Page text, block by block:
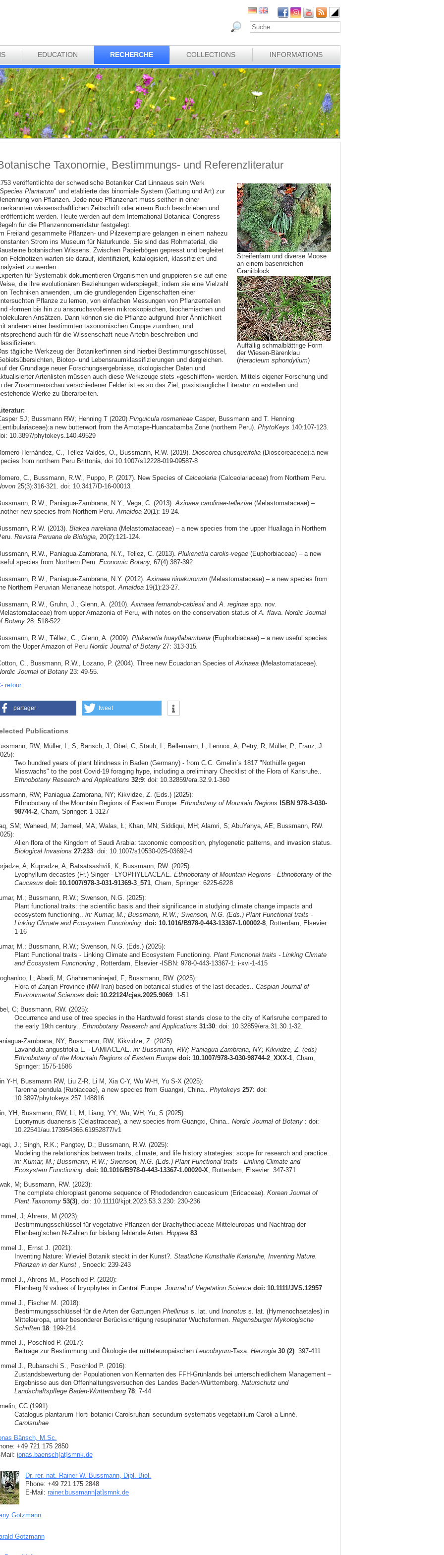
EDUCATION RECHERCHE COLLECTIONS INFORMATIONS
Taxonomie, Bestimmungs- und Referenzliteratur
Streifenfarn und diverse Moose
an einem basenreichen
Granitblock
Auffällig schmalblättrige Form
der Wiesen-Bärenklau
(Heracleum sphondylium)
veröffentlichte der schwedische Botaniker Carl Linnaeus sein Werk
Species Plantarum" und etablierte das binomiale System (Gattung und Art) zur
von Pflanzen. Jede neue Pflanzenart muss seither in einer
wissenschaftlichen Zeitschrift oder einem Buch beschrieben und
werden. Heute werden auf dem International Botanical Congress
für die Pflanzennomenklatur festgelegt.
Freiland gesammelte Pflanzen- und Pilzexemplare gelangen in einem nahezu
Strom ins Museum für Naturkunde. Sie sind das Rohmaterial, die
botanischen Wissens. Zwischen Papierbögen gepresst und begleitet
Feldnotizen warten sie darauf, identifiziert, katalogisiert, klassifiziert und
zu werden.
für Systematik dokumentieren Organismen und gruppieren sie auf eine
die ihre evolutionären Beziehungen widerspiegelt, indem sie eine Vielzahl
Techniken anwenden, um die grundlegenden Eigenschaften einer
Pflanze zu lernen, von einfachen Messungen von Pflanzenteilen
-formen bis hin zu anspruchsvolleren mikroskopischen, biochemischen und
Ansätzen. Dann können sie die Pflanze aufgrund ihrer Ähnlichkeit
anderen einer bestimmten taxonomischen Gruppe zuordnen, und
auch für die Wissenschaft neue Artebn beschreiben und
tägliche Werkzeug der Botaniker*innen sind hierbei Bestimmungsschlüssel,
Biotop- und Lebensraumklassifizierungen und dergleichen.
der Grundlage neuer Forschungsergebnisse, ökologischer Daten und
Artenlisten müssen auch diese Werkzeuge stets »geschliffen« werden. Mittels eigener Forschung und
der Zusammenschau verschiedener Felder ist es so das Ziel, praxistaugliche Literatur zu erstellen und
Werke zu überarbeiten.
SJ; Bussmann RW; Henning T (2020) Pinguicula rosmarieaeCasper, Bussmann and T. Henning
new butterwort from the Amotape-Huancabamba Zone (northern Peru). PhytoKeys 140:107-123.
10.3897/phytokeys.140.49529
Hernández, C., Téllez-Valdés, O., Bussmann, R.W. (2019). Dioscorea chusqueifolia(Dioscoreaceae):a new
from northern Peru Brittonia, doi 10.1007/s12228-019-09587-8
C., Bussmann, R.W., Puppo, P. (2017). New Species of Calceolaria (Calceolariaceae) from Northern Peru.
25(3):316-321. doi: 10.3417/D-16-00013.
R.W., Paniagua-Zambrana, N.Y., Vega, C. (2013).Axinaeacarolinae-telleziae (Melastomataceae) –
new species from Northern Peru.Arnaldoa20(1): 19-24.
R.W. (2013). Blakea nareliana(Melastomataceae) – a new species from the upper Huallaga in Northern
Revista Peruana de Biologia, 20(2):121-124.
R.W., Paniagua-Zambrana, N.Y., Tellez, C. (2013). Plukenetia carolis-vegae(Euphorbiaceae) – a new
species from Northern Peru. Economic Botany, 67(4):387-392.
R.W., Paniagua-Zambrana, N.Y. (2012).Axinaea ninakurorum(Melastomataceae) – a new species from
Northern Peruvian Merianeae hotspot.Arnaldoa 19(1):23-27.
R.W., Gruhn, J., Glenn, A. (2010).Axinaea fernando-cabiesiiandA. reginaespp. nov.
from upper Amazonia of Peru, with notes on the conservation status ofA. flava. Nordic Journal
Botany28: 518-522.
R.W., Téllez, C., Glenn, A. (2009). Plukenetia huayllabambana(Euphorbiaceae) – a new useful species
the Upper Amazon of Peru Nordic Journal of Botany27: 313-315.
C., Bussmann, R.W., Lozano, P. (2004). Three new Ecuadorian Species ofAxinaea(Melastomataceae).
Journal of Botany 23: 49-55.
retour:
partager tweet
Publications
RW; Müller, L; S; Bänsch, J; Obel, C; Staub, L; Bellemann, L; Lennox, A; Petry, R; Müller, P; Franz, J.
Two hundred years of plant blindness in Baden (Germany) - from C.C. Gmelin´s 1817 "Nothülfe gegen
Misswachs" to the post Covid-19 foraging hype, including a preliminary Checklist of the Flora of Karlsruhe..
Ethnobotany Research and Applications 32:9: doi: 10.32859/era.32.9.1-360
RW; Paniagua Zambrana, NY; Kikvidze, Z. (Eds.) (2025):
Ethnobotany of the Mountain Regions of Eastern Europe. Ethnobotany of Mountain Regions ISBN 978-3-030-
98744-2, Cham, Springer: 1-3127
SM; Waheed, M; Jameel, MA; Walas, Ł; Khan, MN; Siddiqui, MH; Alamri, S; AbuYahya, AE; Bussmann, RW.
Alien flora of the Kingdom of Saudi Arabia: taxonomic composition, phylogenetic patterns, and invasion status.
Biological Invasions 27:233: doi: 10.1007/s10530-025-03692-4
A; Kupradze, A; Batsatsashvili, K; Bussmann, RW. (2025):
Lyophyllum decastes (Fr.) Singer - LYOPHYLLACEAE. Ethnobotany of Mountain Regions - Ethnobotany of the
Caucasus doi: 10.1007/978-3-031-91369-3_571, Cham, Springer: 6225-6228
M.; Bussmann, R.W.; Swenson, N.G. (2025):
Plant functional traits: the scientific basis and their significance in studying climate change impacts and
ecosystem functioning.. in: Kumar, M.; Bussmann, R.W.; Swenson, N.G. (Eds.) Plant Functional traits -
Linking Climate and Ecosystem Functioning. doi: 10.1016/B978-0-443-13367-1.00002-8, Rotterdam, Elsevier:
1-16
M.; Bussmann, R.W.; Swenson, N.G. (Eds.) (2025):
Plant Functional traits - Linking Climate and Ecosystem Functioning. Plant Functional traits - Linking Climate
and Ecosystem Functioning, Rotterdam, Elsevier -ISBN: 978-0-443-13367-1: i-xvi-1-415
L; Abadi, M; Ghahremaninejad, F; Bussmann, RW. (2025):
Flora of Zanjan Province (NW Iran) based on botanical studies of the last decades.. Caspian Journal of
Environmental Sciences doi: 10.22124/cjes.2025.9069: 1-51
C; Bussmann, RW. (2025):
Occurrence and use of tree species in the Hardtwald forest stands close to the city of Karlsruhe compared to
the early 19th century.. Ethnobotany Research and Applications 31:30: doi: 10.32859/era.31.30.1-32.
Zambrana, NY; Bussmann, RW; Kikvidze, Z. (2025):
Lavandula angustifolia L. - LAMIACEAE. in: Bussmann, RW; Paniagua-Zambrana, NY; Kikvidze, Z. (eds)
Ethnobotany of the Mountain Regions of Eastern Europe doi: 10.1007/978-3-030-98744-2_XXX-1, Cham,
Springer: 1575-1586
Y-H, Bussmann RW, Liu Z-R, Li M, Xia C-Y, Wu W-H, Yu S-X (2025):
Tarenna pendula (Rubiaceae), a new species from Guangxi, China.. Phytokeys 257: doi:
10.3897/phytokeys.257.148816
YH; Bussmann, RW, Li, M; Liang, YY; Wu, WH; Yu, S (2025):
Euonymus duanensis (Celastraceae), a new species from Guangxi, China.. Nordic Journal of Botany: doi:
10.22541/au.173954366.61952877/v1
J.; Singh, R.K.; Pangtey, D.; Bussmann, R.W. (2025):
Modeling the relationships between traits, climate, and life history strategies: scope for research and practice..
in: Kumar, M.; Bussmann, R.W.; Swenson, N.G. (Eds.) Plant Functional traits - Linking Climate and
Ecosystem Functioning. doi: 10.1016/B978-0-443-13367-1.00020-X , Rotterdam, Elsevier: 347-371
M; Bussmann, RW. (2023):
The complete chloroplast genome sequence of Rhododendron caucasicum (Ericaceae). Korean Journal of
Plant Taxonomy 53(3), doi: 10.11110/kjpt.2023.53.3.230: 230-236
J; Ahrens, M (2023):
Bestimmungsschlüssel für vegetative Pflanzen der Brachytheciaceae Mitteleuropas und Nachtrag der
Ellenberg’schen N-Zahlen für bislang fehlende Arten. Hoppea 83
J., Ernst J. (2021):
Inventing Nature: Wieviel Botanik steckt in der Kunst?. Staatliche Kunsthalle Karlsruhe, Inventing Nature.
Pflanzen in der Kunst, Snoeck: 239-243
J., Ahrens M., Poschlod P. (2020):
Ellenberg N values of bryophytes in Central Europe. Journal of Vegetation Science doi: 10.1111/JVS.12957
J., Fischer M. (2018):
Bestimmungsschlüssel für die Arten der Gattungen Phellinus s. lat. und Inonotus s. lat. (Hymenochaetales) in
Mitteleuropa, unter besonderer Berücksichtigung resupinater Wuchsformen. Regensburger Mykologische
Schriften 18: 199-214
J., Poschlod P. (2017):
Beiträge zur Bestimmung und Ökologie der mitteleuropäischen Leucobryum-Taxa. Herzogia 30 (2): 397-411
J., Rubanschi S., Poschlod P. (2016):
Zustandsbewertung der Populationen von Kennarten des FFH-Grünlands bei unterschiedlichem Management –
Ergebnisse aus den Offenhaltungsversuchen des Landes Baden-Württemberg. Naturschutz und
Landschaftspflege Baden-Württemberg 78: 7-44
CC (1991):
Catalogus plantarum Horti botanici Carolsruhani secundum systematis vegetabilium Caroli a Linné.
Carolsruhae
Bänsch, M.Sc.
+49 721 175 2850
Mail: jonas.baensch[at]smnk de
Dr. rer. nat. Rainer W. Bussmann, Dipl. Biol.
Phone: +49 721 175 2848
E-Mail:rainer.bussmann[at]smnk.de
Gotzmann
Gotzmann